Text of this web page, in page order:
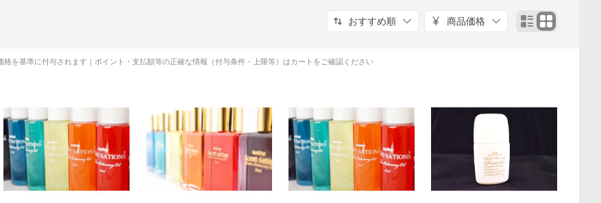
おすすめ順 商品価格
格を基準に付与されます｜ポイント・支払額等の正確な情報（付与条件・上限等）はカートをご確認ください